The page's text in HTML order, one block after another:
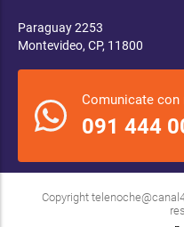
Paraguay 2253
Montevideo, CP, 11800
Comunicate
091 444
Copyright